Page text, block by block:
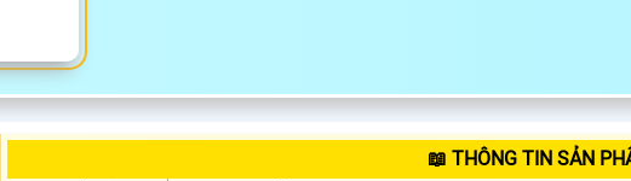
📖 THÔNG TIN SẢN